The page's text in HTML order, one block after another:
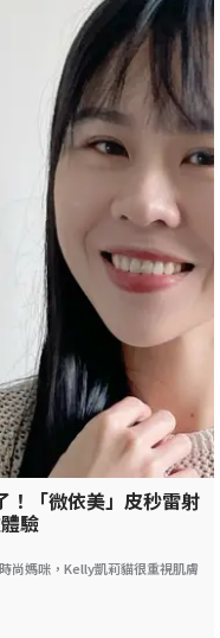
！「微依美」皮秒雷射
驗
尚媽咪，Kelly凱莉貓很重視肌膚